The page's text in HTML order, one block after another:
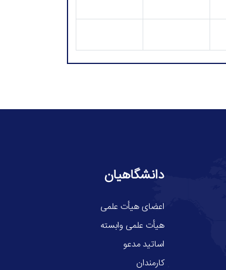
دانشگاهیان
اعضای هیأت علمی
هیأت علمی وابسته
اساتید مدعو
کارمندان